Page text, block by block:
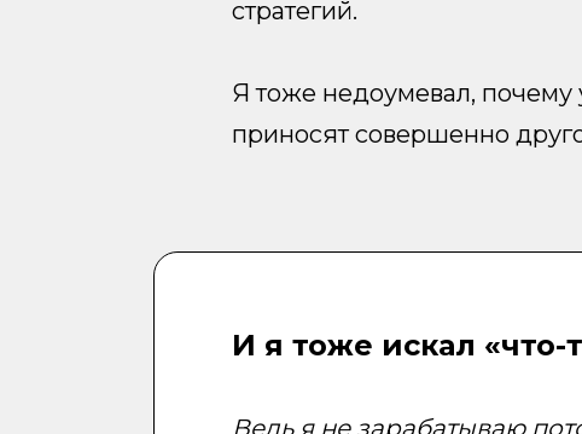
стратегий.
Я тоже недоумевал, почему
приносят совершенно
И я тоже искал «что-
Ведь я не зарабатываю